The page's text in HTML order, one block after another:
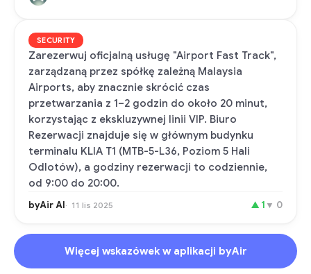
SECURITY
Zarezerwuj oficjalną usługę "Airport Fast Track",
zarządzaną przez spółkę zależną Malaysia
Airports, aby znacznie skrócić czas
przetwarzania z 1–2 godzin do około 20 minut,
korzystając z ekskluzywnej linii VIP. Biuro
Rezerwacji znajduje się w głównym budynku
terminalu KLIA T1 (MTB-5-L36, Poziom 5 Hali
Odlotów), a godziny rezerwacji to codziennie,
od 9:00 do 20:00.
byAir AI 11 lis 2025 ▲ 1 ▼ 0
Więcej wskazówek w aplikacji byAir